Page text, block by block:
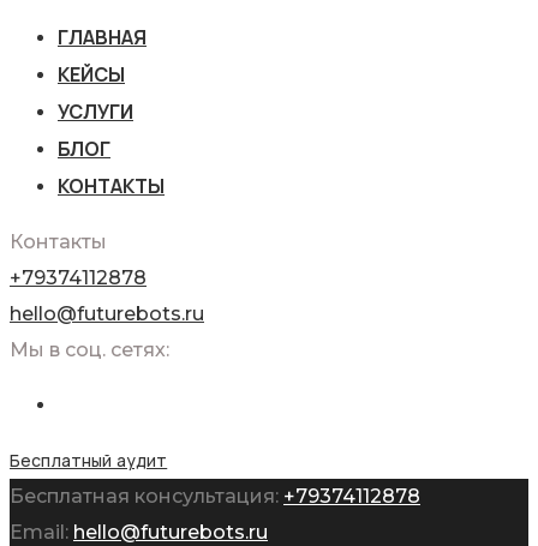
ГЛАВНАЯ
КЕЙСЫ
УСЛУГИ
БЛОГ
КОНТАКТЫ
Контакты
+79374112878
hello@futurebots.ru
Мы в соц. сетях:
Бесплатный аудит
Бесплатная консультация: +79374112878
Email: hello@futurebots.ru